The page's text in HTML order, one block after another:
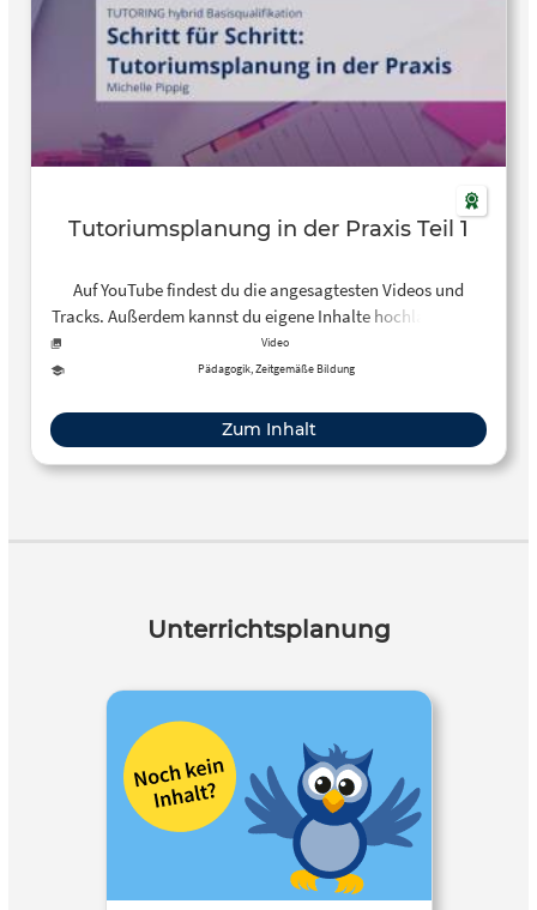
Tutoriumsplanung in der Praxis Teil 1
Auf YouTube findest du die angesagtesten Videos und
Tracks. Außerdem kannst du eigene Inhalte hochladen und
mit Freunden oder gleich der ganzen Welt teilen.
Video
Pädagogik, Zeitgemäße Bildung
Zum Inhalt
Unterrichtsplanung